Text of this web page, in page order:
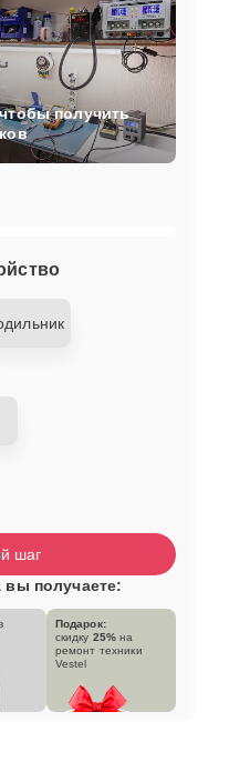
получить
шаг
вы получаете:
Подарок:
скидку 25% на
ремонт техники
Vestel